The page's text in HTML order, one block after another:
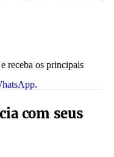
e receba os principais
.
com seus